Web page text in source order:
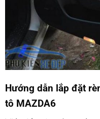
Hướng dẫn lắp đặt
tô MAZDA6